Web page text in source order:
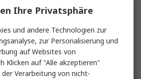
Ihre Privatsphäre
und andere Technologien zur
zur Personalisierung und
auf Websites von
Klicken auf "Alle akzeptieren"
Verarbeitung von nicht-